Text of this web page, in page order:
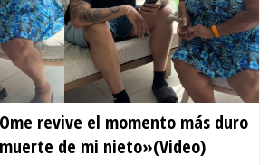
revive el momento más duro
de mi nieto»(Video)